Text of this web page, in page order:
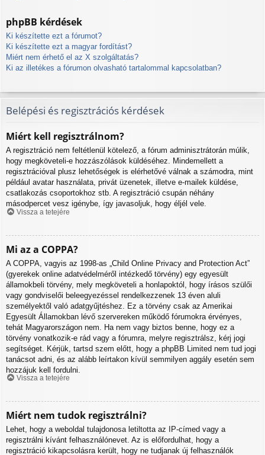
phpBB kérdések
Ki készítette ezt a fórumot?
Ki készítette ezt a magyar fordítást?
Miért nem érhető el az X szolgáltatás?
Ki az illetékes a fórumon olvasható tartalommal kapcsolatban?
Belépési és regisztrációs kérdések
Miért kell regisztrálnom?
A regisztráció nem feltétlenül kötelező, a fórum adminisztrátorán múlik,
hogy megköveteli-e hozzászólások küldéséhez. Mindemellett a
regisztrációval plusz lehetőségek is elérhetővé válnak a számodra, mint
például avatar használata, privát üzenetek, illetve e-mailek küldése,
csatlakozás csoportokhoz stb. A regisztráció csupán néhány
másodpercet vesz igénybe, így javasoljuk, hogy éljél vele.
Vissza a tetejére
Mi az a COPPA?
A COPPA, vagyis az 1998-as „Child Online Privacy and Protection Act”
(gyerekek online adatvédelméről intézkedő törvény) egy egyesült
államokbeli törvény, mely megköveteli a honlapoktól, hogy írásos szülői
vagy gondviselői beleegyezéssel rendelkezzenek 13 éven aluli
személyektől való adatgyűjtéshez. Ez a törvény csak az Amerikai
Egyesült Államokban lévő szervereken működő fórumokra érvényes,
tehát Magyarországon nem. Ha nem vagy biztos benne, hogy ez a
törvény vonatkozik-e rád vagy a fórumra, melyre regisztrálsz, kérj jogi
segítséget. Kérjük, tartsd szem előtt, hogy a phpBB Limited nem tud jogi
tanácsot adni, és az alább leírtakon kívül semmilyen aggály esetén sem
hozzájuk kell fordulni.
Vissza a tetejére
Miért nem tudok regisztrálni?
Lehet, hogy a weboldal tulajdonosa letiltotta az IP-címed vagy a
regisztrálni kívánt felhasználónevet. Az is előfordulhat, hogy a
regisztráció kikapcsolásra került, hogy ne tudjanak új felhasználók